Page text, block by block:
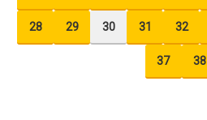
28 29 30 31 32
37 38